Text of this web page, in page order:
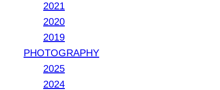
2021
2020
2019
PHOTOGRAPHY
2025
2024